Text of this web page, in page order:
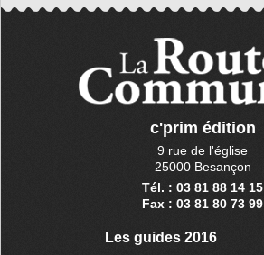
c'prim édition
9 rue de l'église
25000 Besançon
Tél. : 03 81 88 14 15
Fax : 03 81 80 73 99
Les guides 2016